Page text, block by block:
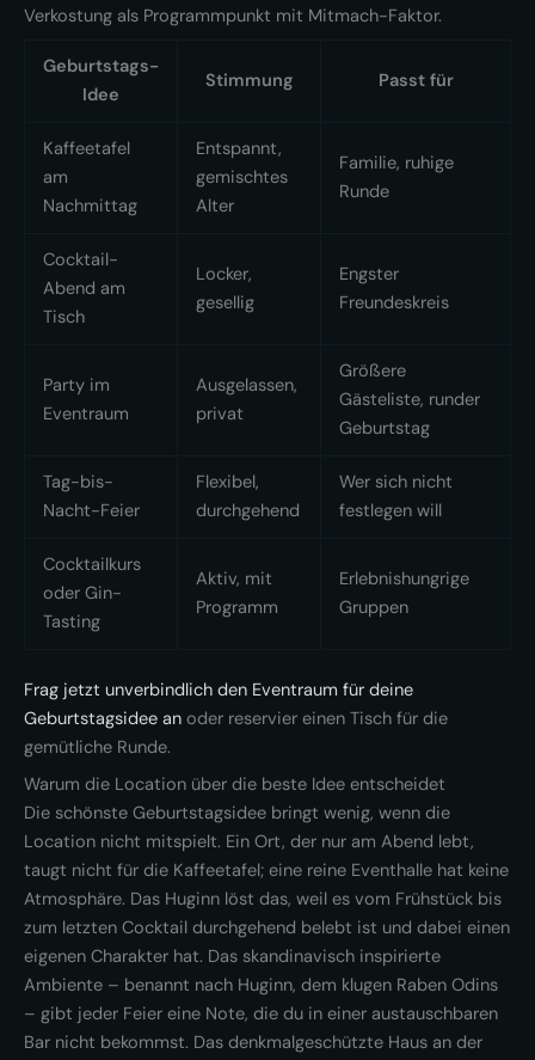
Verkostung als Programmpunkt mit Mitmach-Faktor.
Geburtstags-
Idee
Stimmung Passt für
Kaffeetafel
am
Nachmittag
Entspannt,
gemischtes
Alter
Familie, ruhige
Runde
Cocktail-
Abend am
Tisch
Locker,
gesellig
Engster
Freundeskreis
Party im
Eventraum
Ausgelassen,
privat
Größere
Gästeliste, runder
Geburtstag
Tag-bis-
Nacht-Feier
Flexibel,
durchgehend
Wer sich nicht
festlegen will
Cocktailkurs
oder Gin-
Tasting
Aktiv, mit
Programm
Erlebnishungrige
Gruppen
Frag jetzt unverbindlich den Eventraum für deine
Geburtstagsidee an oder reservier einen Tisch für die
gemütliche Runde.
Warum die Location über die beste Idee entscheidet
Die schönste Geburtstagsidee bringt wenig, wenn die
Location nicht mitspielt. Ein Ort, der nur am Abend lebt,
taugt nicht für die Kaffeetafel; eine reine Eventhalle hat keine
Atmosphäre. Das Huginn löst das, weil es vom Frühstück bis
zum letzten Cocktail durchgehend belebt ist und dabei einen
eigenen Charakter hat. Das skandinavisch inspirierte
Ambiente – benannt nach Huginn, dem klugen Raben Odins
– gibt jeder Feier eine Note, die du in einer austauschbaren
Bar nicht bekommst. Das denkmalgeschützte Haus an der